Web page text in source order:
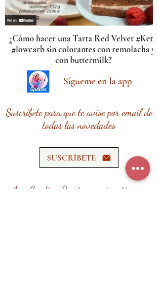
¿Cómo hacer una Tarta Red Velvet #Keto
#lowcarb sin colorantes con remolacha y
con buttermilk?
Sígueme en la app
Suscríbete para que te avise por email de
todas las novedades
Ana Cardina Recetas requiere tiempo,
SUSCRÍBETE